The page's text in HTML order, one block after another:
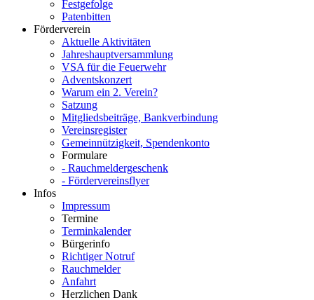
Festgefolge
Patenbitten
Förderverein
Aktuelle Aktivitäten
Jahreshauptversammlung
VSA für die Feuerwehr
Adventskonzert
Warum ein 2. Verein?
Satzung
Mitgliedsbeiträge, Bankverbindung
Vereinsregister
Gemeinnützigkeit, Spendenkonto
Formulare
- Rauchmeldergeschenk
- Fördervereinsflyer
Infos
Impressum
Termine
Terminkalender
Bürgerinfo
Richtiger Notruf
Rauchmelder
Anfahrt
Herzlichen Dank